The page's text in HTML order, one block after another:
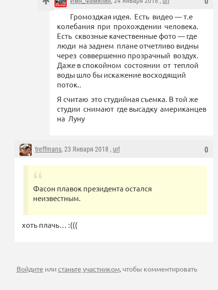
Громоздкая идея. Есть видео — т.е
колебания при прохождении человека.
Есть сквозные качественные фото — где
люди на заднем плане отчетливо видны
через соввершенно прозрачный воздух.
Даже в спокойном состоянии от теплой
воды шло бы искажение восходящий
поток..
Я считаю это студийная съемка. В той же
студии снимают где высадку американцев
на Луну
0
treffmans, 23 Января 2018 , url
Фасон плавок президента остался
неизвестным.
хоть плачь… :(((
Войдите илистаньте участником, чтобы комментировать